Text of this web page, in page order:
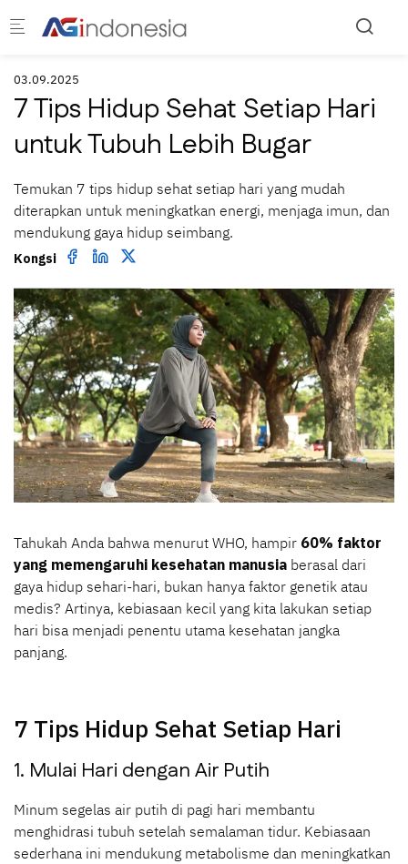
03.09.2025
7 Tips Hidup Sehat Setiap Hari
untuk Tubuh Lebih Bugar
Temukan 7 tips hidup sehat setiap hari yang mudah
diterapkan untuk meningkatkan energi, menjaga imun, dan
mendukung gaya hidup seimbang.
Kongsi
Tahukah Anda bahwa menurut WHO, hampir 60% faktor
yang memengaruhi kesehatan manusia berasal dari
gaya hidup sehari-hari, bukan hanya faktor genetik atau
medis? Artinya, kebiasaan kecil yang kita lakukan setiap
hari bisa menjadi penentu utama kesehatan jangka
panjang.
7 Tips Hidup Sehat Setiap Hari
1. Mulai Hari dengan Air Putih
Minum segelas air putih di pagi hari membantu
menghidrasi tubuh setelah semalaman tidur. Kebiasaan
sederhana ini mendukung metabolisme dan meningkatkan